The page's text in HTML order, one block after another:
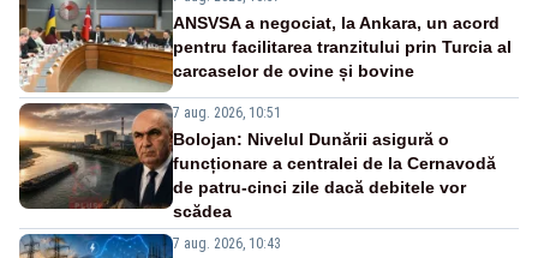
ANSVSA a negociat, la Ankara, un acord
pentru facilitarea tranzitului prin Turcia al
carcaselor de ovine și bovine
7 aug. 2026, 10:51
Bolojan: Nivelul Dunării asigură o
funcționare a centralei de la Cernavodă
de patru-cinci zile dacă debitele vor
scădea
7 aug. 2026, 10:43